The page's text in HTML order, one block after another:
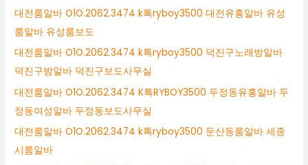
대전룸알바 O1O.2062.3474 k톡ryboy3500 대전유흥알바 유성
룸알바 유성룸보도
대전룸알바 O1O.2062.3474 k톡ryboy3500 덕진구노래방알바
덕진구밤알바 덕진구보도사무실
대전룸알바 O1O.2062.3474 K톡RYBOY3500 두정동유흥알바 두
정동여성알바 두정동보도사무실
대전룸알바 O1O.2062.3474 k톡ryboy3500 둔산동룸알바 세종
시룸알바